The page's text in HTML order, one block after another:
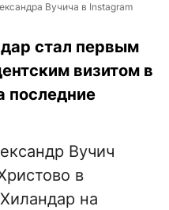
Вучича в Instagram
стал первым
визитом в
последние
Вучич
в
на